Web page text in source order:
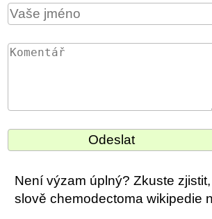
Není výzam úplný? Zkuste
slově chemodectoma wikipedie